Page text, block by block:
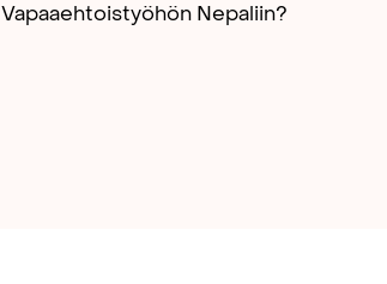
Vapaaehtoistyöhön Nepaliin?